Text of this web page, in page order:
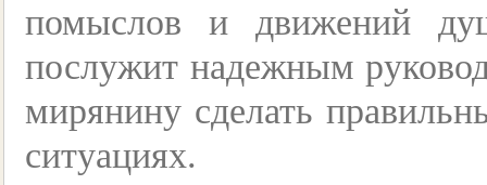
помыслов и движений
послужит надежным
мирянину сделать
ситуациях.